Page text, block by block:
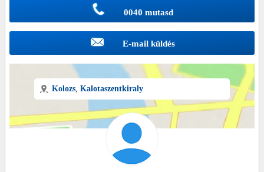
0040 mutasd
E-mail küldés
Kolozs, Kalotaszentkiraly